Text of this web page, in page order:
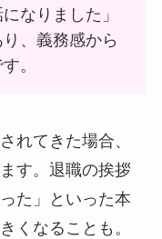
なりました」
、義務感から
。
れてきた場合、
す。退職の挨拶
た」といった本
くなることも。